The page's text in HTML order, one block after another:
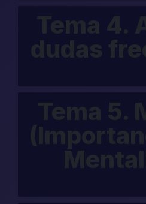
Tema 4.
dudas
Tema